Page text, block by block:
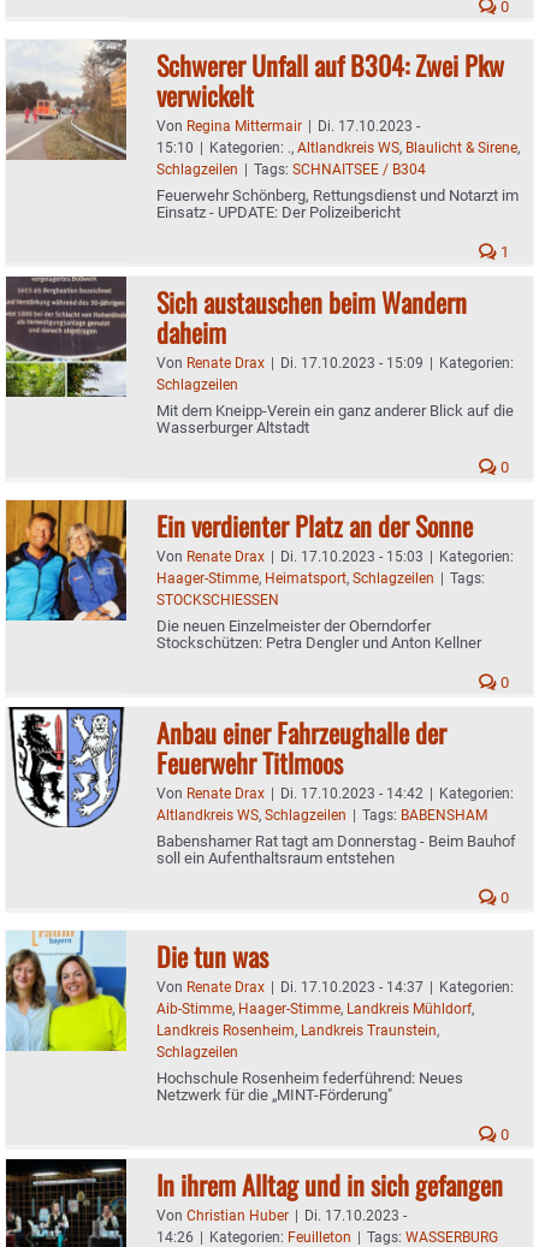
0
Schwerer Unfall auf B304: Zwei Pkw
verwickelt
Von Regina Mittermair | Di. 17.10.2023 -
15:10 | Kategorien: ., Altlandkreis WS, Blaulicht & Sirene,
Schlagzeilen | Tags: SCHNAITSEE / B304
Feuerwehr Schönberg, Rettungsdienst und Notarzt im
Einsatz - UPDATE: Der Polizeibericht
1
Sich austauschen beim Wandern
daheim
Von Renate Drax | Di. 17.10.2023 - 15:09 | Kategorien:
Schlagzeilen
Mit dem Kneipp-Verein ein ganz anderer Blick auf die
Wasserburger Altstadt
0
Ein verdienter Platz an der Sonne
Von Renate Drax | Di. 17.10.2023 - 15:03 | Kategorien:
Haager-Stimme, Heimatsport, Schlagzeilen | Tags:
STOCKSCHIESSEN
Die neuen Einzelmeister der Oberndorfer
Stockschützen: Petra Dengler und Anton Kellner
0
Anbau einer Fahrzeughalle der
Feuerwehr Titlmoos
Von Renate Drax | Di. 17.10.2023 - 14:42 | Kategorien:
Altlandkreis WS, Schlagzeilen | Tags: BABENSHAM
Babenshamer Rat tagt am Donnerstag - Beim Bauhof
soll ein Aufenthaltsraum entstehen
0
Die tun was
Von Renate Drax | Di. 17.10.2023 - 14:37 | Kategorien:
Aib-Stimme, Haager-Stimme, Landkreis Mühldorf,
Landkreis Rosenheim, Landkreis Traunstein,
Schlagzeilen
Hochschule Rosenheim federführend: Neues
Netzwerk für die „MINT-Förderung"
0
In ihrem Alltag und in sich gefangen
Von Christian Huber | Di. 17.10.2023 -
14:26 | Kategorien: Feuilleton | Tags: WASSERBURG